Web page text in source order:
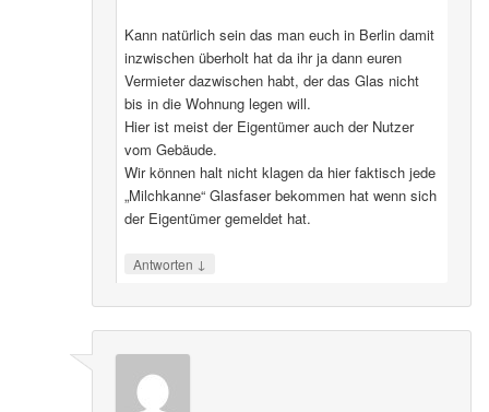
Kann natürlich sein das man euch in Berlin damit
inzwischen überholt hat da ihr ja dann euren
Vermieter dazwischen habt, der das Glas nicht
bis in die Wohnung legen will.
Hier ist meist der Eigentümer auch der Nutzer
vom Gebäude.
Wir können halt nicht klagen da hier faktisch jede
„Milchkanne“ Glasfaser bekommen hat wenn sich
der Eigentümer gemeldet hat.
Antworten ↓